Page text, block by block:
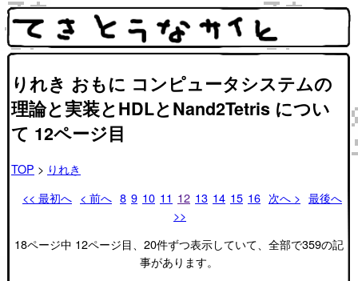
りれき おもに コンピュータシステムの
理論と実装とHDLとNand2Tetris につい
て 12ページ目
TOP > りれき
<< 最初へ < 前へ 8 9 10 11 12 13 14 15 16 次へ > 最後へ
>>
18ページ中 12ページ目、20件ずつ表示していて、全部で359の記
事があります。